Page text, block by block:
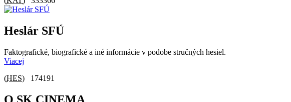
Heslár SFÚ
Faktografické, biografické a iné informácie v podobe stručných hesiel.
Viacej
(HES) 174191
O SK CINEMA